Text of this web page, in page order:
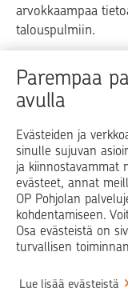
Parempaa
avulla
Evästeiden ja
sinulle sujuvan
ja kiinnostavammat
evästeet, annat
OP Pohjolan
kohdentamiseen.
Osa evästeistä on
turvallisen
Lue lisää evästeistä
arvokkaampaa
talouspulmiin.
Raha
Blogit ja
Op.fi OP Koti
Facebook
X